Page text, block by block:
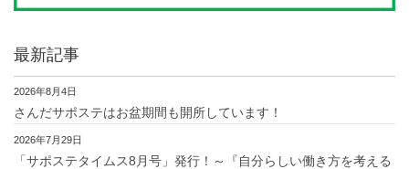
最新記事
2026年8月4日
さんだサポステはお盆期間も開所しています！
2026年7月29日
「サポステタイムス8月号」発行！～『自分らしい働き方を考える